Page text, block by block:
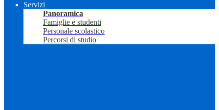
Servizi
Panoramica
Famiglie e studenti
Personale scolastico
Percorsi di studio